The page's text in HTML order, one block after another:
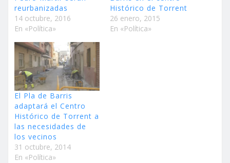
reurbanizadas
14 octubre, 2016
En «Política»
Histórico de Torrent
26 enero, 2015
En «Política»
El Pla de Barris
adaptará el Centro
Histórico de Torrent a
las necesidades de
los vecinos
31 octubre, 2014
En «Política»